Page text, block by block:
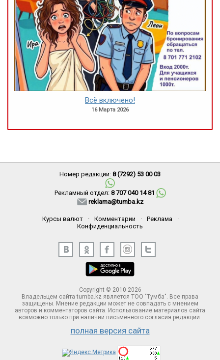
Всё включено!
16 Марта 2026
Номер редакции: 8 (7292) 53 00 03
Рекламный отдел: 8 707 040 14 81
reklama@tumba.kz
Курсы валют · Комментарии · Реклама
·
Конфиденциальность
Copyright © 2010-2026
Владельцем сайта tumba.kz является ТОО "Тумба". Все права
защищены. Мнение редакции может не совпадать с мнением
авторов и комментаторов сайта. Использование материалов сайта
возможно только при наличии письменного согласия редакции.
полная версия сайта